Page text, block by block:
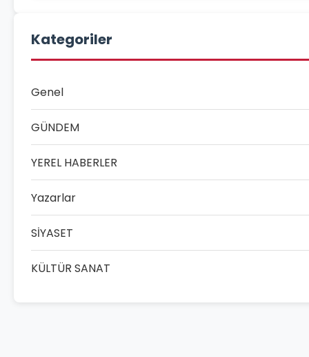
Kategoriler
Genel
GÜNDEM
YEREL HABERLER
Yazarlar
SİYASET
KÜLTÜR SANAT